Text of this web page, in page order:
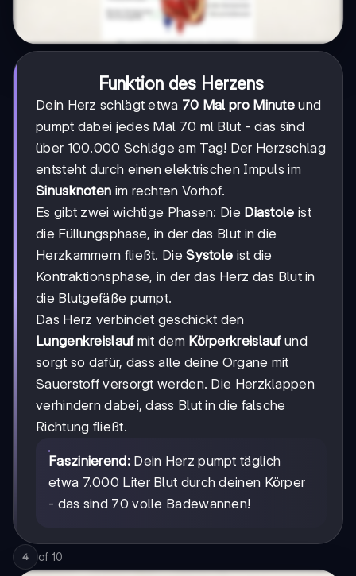
Funktion des Herzens
Dein Herz schlägt etwa 70 Mal pro Minute und
pumpt dabei jedes Mal 70 ml Blut - das sind
über 100.000 Schläge am Tag! Der Herzschlag
entsteht durch einen elektrischen Impuls im
Sinusknoten im rechten Vorhof.
Es gibt zwei wichtige Phasen: Die Diastole ist
die Füllungsphase, in der das Blut in die
Herzkammern fließt. DieSystole ist die
Kontraktionsphase, in der das Herz das Blut in
die Blutgefäße pumpt.
Das Herz verbindet geschickt den
Lungenkreislaufmit dem Körperkreislaufund
sorgt so dafür, dass alle deine Organe mit
Sauerstoff versorgt werden. Die Herzklappen
verhindern dabei, dass Blut in die falsche
Richtung fließt.
Faszinierend:Dein Herz pumpt täglich
etwa 7.000 Liter Blut durch deinen Körper
- das sind 70 volle Badewannen!
4 of 10